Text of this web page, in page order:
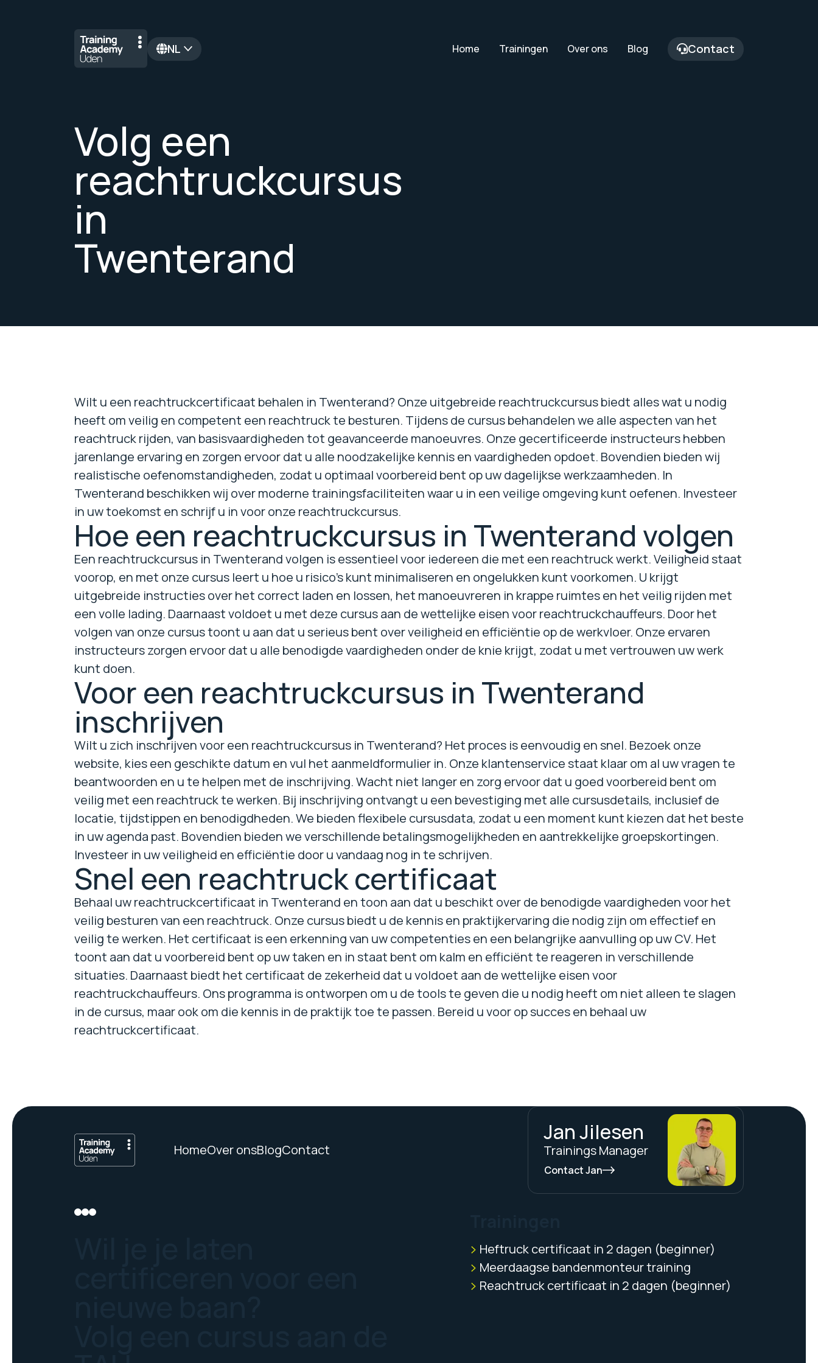
NL Home Trainingen Over ons Blog Contact
Volg een
reachtruckcursus
in
Twenterand
Wilt u een reachtruckcertificaat behalen in Twenterand? Onze uitgebreide reachtruckcursus biedt alles wat u nodig
heeft om veilig en competent een reachtruck te besturen. Tijdens de cursus behandelen we alle aspecten van het
reachtruck rijden, van basisvaardigheden tot geavanceerde manoeuvres. Onze gecertificeerde instructeurs hebben
jarenlange ervaring en zorgen ervoor dat u alle noodzakelijke kennis en vaardigheden opdoet. Bovendien bieden wij
realistische oefenomstandigheden, zodat u optimaal voorbereid bent op uw dagelijkse werkzaamheden. In
Twenterand beschikken wij over moderne trainingsfaciliteiten waar u in een veilige omgeving kunt oefenen. Investeer
in uw toekomst en schrijf u in voor onze reachtruckcursus.
Hoe een reachtruckcursus in Twenterand volgen
Een reachtruckcursus in Twenterand volgen is essentieel voor iedereen die met een reachtruck werkt. Veiligheid staat
voorop, en met onze cursus leert u hoe u risico's kunt minimaliseren en ongelukken kunt voorkomen. U krijgt
uitgebreide instructies over het correct laden en lossen, het manoeuvreren in krappe ruimtes en het veilig rijden met
een volle lading. Daarnaast voldoet u met deze cursus aan de wettelijke eisen voor reachtruckchauffeurs. Door het
volgen van onze cursus toont u aan dat u serieus bent over veiligheid en efficiëntie op de werkvloer. Onze ervaren
instructeurs zorgen ervoor dat u alle benodigde vaardigheden onder de knie krijgt, zodat u met vertrouwen uw werk
kunt doen.
Voor een reachtruckcursus in Twenterand
inschrijven
Wilt u zich inschrijven voor een reachtruckcursus in Twenterand? Het proces is eenvoudig en snel. Bezoek onze
website, kies een geschikte datum en vul het aanmeldformulier in. Onze klantenservice staat klaar om al uw vragen te
beantwoorden en u te helpen met de inschrijving. Wacht niet langer en zorg ervoor dat u goed voorbereid bent om
veilig met een reachtruck te werken. Bij inschrijving ontvangt u een bevestiging met alle cursusdetails, inclusief de
locatie, tijdstippen en benodigdheden. We bieden flexibele cursusdata, zodat u een moment kunt kiezen dat het beste
in uw agenda past. Bovendien bieden we verschillende betalingsmogelijkheden en aantrekkelijke groepskortingen.
Investeer in uw veiligheid en efficiëntie door u vandaag nog in te schrijven.
Snel een reachtruck certificaat
Behaal uw reachtruckcertificaat in Twenterand en toon aan dat u beschikt over de benodigde vaardigheden voor het
veilig besturen van een reachtruck. Onze cursus biedt u de kennis en praktijkervaring die nodig zijn om effectief en
veilig te werken. Het certificaat is een erkenning van uw competenties en een belangrijke aanvulling op uw CV. Het
toont aan dat u voorbereid bent op uw taken en in staat bent om kalm en efficiënt te reageren in verschillende
situaties. Daarnaast biedt het certificaat de zekerheid dat u voldoet aan de wettelijke eisen voor
reachtruckchauffeurs. Ons programma is ontworpen om u de tools te geven die u nodig heeft om niet alleen te slagen
in de cursus, maar ook om die kennis in de praktijk toe te passen. Bereid u voor op succes en behaal uw
reachtruckcertificaat.
HomeOver onsBlogContact
Jan Jilesen
Trainings Manager
Contact Jan
Heftruck certificaat in 2 dagen (beginner)
Meerdaagse bandenmonteur training
Reachtruck certificaat in 2 dagen (beginner)